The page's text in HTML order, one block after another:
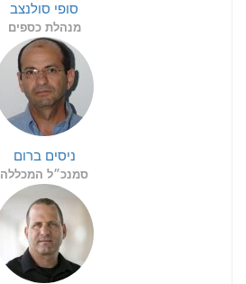
סופי סולנצב
מנהלת כספים
ניסים ברום
סמנכ״ל המכללה